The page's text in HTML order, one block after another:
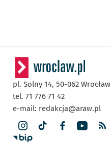
pl. Solny 14, 50-062 Wrocław
tel. 71 776 71 42
e-mail: redakcja@araw.pl